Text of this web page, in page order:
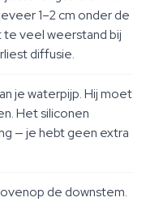
1–2 cm onder de
veel weerstand bij
diffusie.
je waterpijp. Hij moet
Het siliconen
— je hebt geen extra
de downstem.